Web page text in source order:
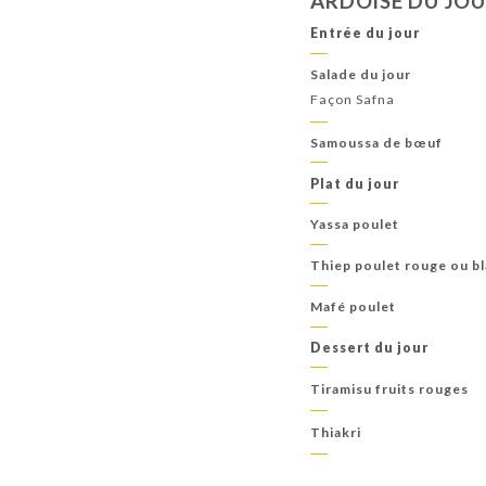
Entrée du jour
Salade du jour
Façon Safna
Samoussa de bœuf
Plat du jour
Yassa poulet
Thiep poulet rouge ou
Mafé poulet
Dessert du jour
Tiramisu fruits rouges
Thiakri